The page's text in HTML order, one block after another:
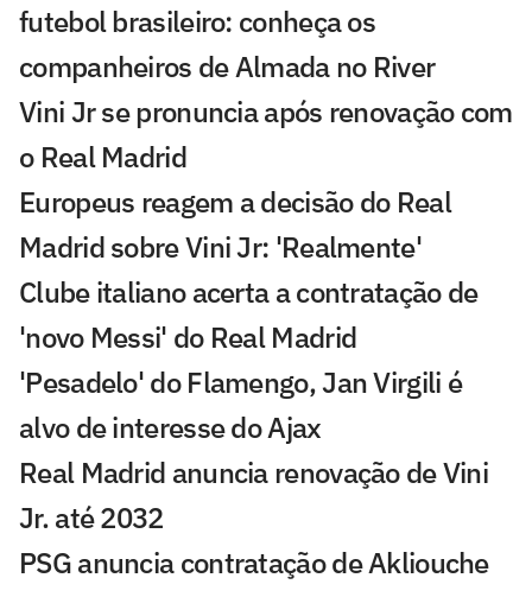
futebol brasileiro: conheça os
companheiros de Almada no River
Vini Jr se pronuncia após renovação com
o Real Madrid
Europeus reagem a decisão do Real
Madrid sobre Vini Jr: 'Realmente'
Clube italiano acerta a contratação de
'novo Messi' do Real Madrid
'Pesadelo' do Flamengo, Jan Virgili é
alvo de interesse do Ajax
Real Madrid anuncia renovação de Vini
Jr. até 2032
PSG anuncia contratação de Akliouche